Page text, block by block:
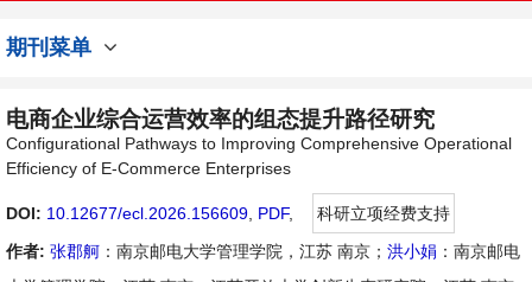
期刊菜单
电商企业综合运营效率的组态提升路径研究
Configurational Pathways to Improving Comprehensive Operational
Efficiency of E-Commerce Enterprises
DOI: 10.12677/ecl.2026.156609 PDF,
科研立项经费支持
作者: 张郡舸 ：南京邮电大学管理学院，江苏 南京； 洪小娟 ：南京邮电